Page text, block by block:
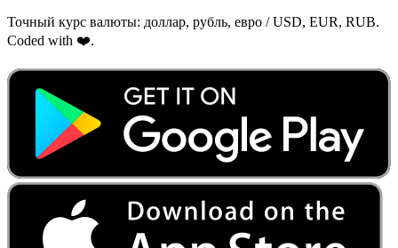
Точный курс валюты: доллар, рубль, евро / USD, EUR, RUB.
Coded with ❤️.